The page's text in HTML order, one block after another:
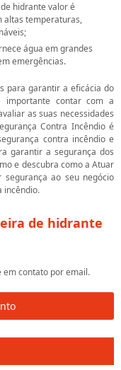
altas temperaturas,
emergências.
para garantir a eficácia do
importante contar com a
as suas necessidades
Contra Incêndio é
contra incêndio e
garantir a segurança dos
e descubra como a Atuar
segurança ao seu negócio
incêndio.
de hidrante
em contato por email.